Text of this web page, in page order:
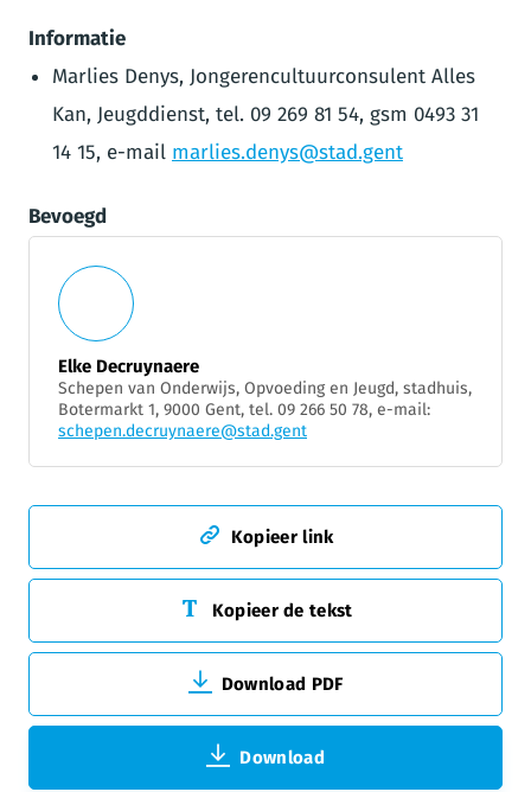
Informatie
Marlies Denys, Jongerencultuurconsulent Alles
Kan, Jeugddienst, tel. 09 269 81 54, gsm 0493 31
14 15, e-mail marlies.denys@stad.gent
Bevoegd
Elke Decruynaere
Schepen van Onderwijs, Opvoeding en Jeugd, stadhuis,
Botermarkt 1, 9000 Gent, tel. 09 266 50 78, e-mail:
schepen.decruynaere@stad.gent
Kopieer link
Kopieer de tekst
Download PDF
Download